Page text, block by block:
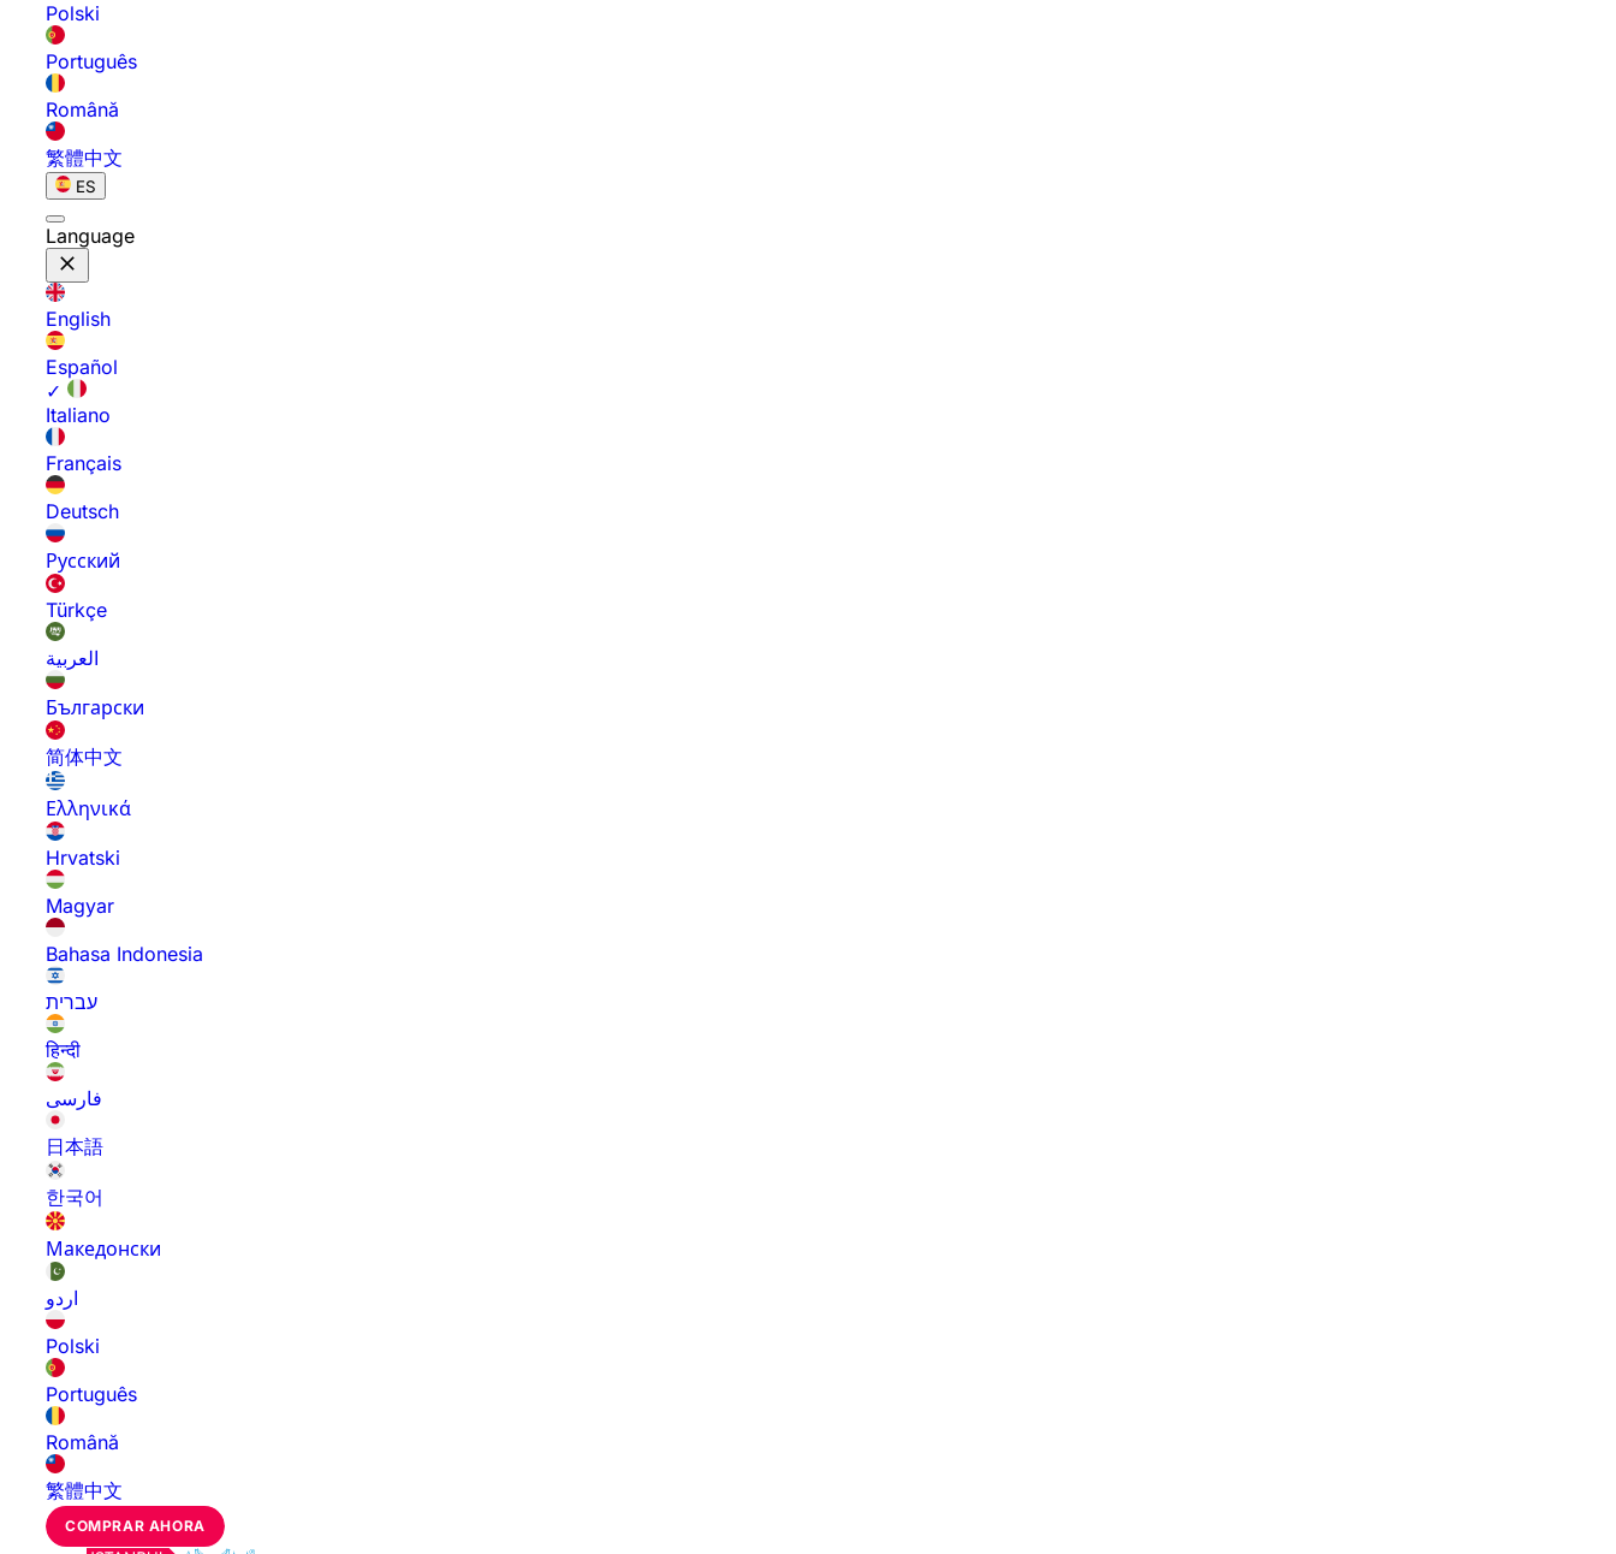
Polski
Português
Română
繁體中文
ES
Language
English
Español
✓
Italiano
Français
Deutsch
Русский
Türkçe
العربية
Български
简体中文
Ελληνικά
Hrvatski
Magyar
Bahasa Indonesia
עברית
हिन्दी
فارسی
日本語
한국어
Македонски
اردو
Polski
Português
Română
繁體中文
COMPRAR AHORA